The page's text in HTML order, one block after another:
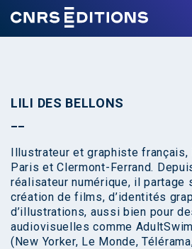
LILI DES BELLONS
Illustrateur et graphiste
Paris et Clermont-Ferrand.
réalisateur numérique, il partage
création de films, d’identités
d’illustrations, aussi bien pour
audiovisuelles comme
(New Yorker, Le Monde,